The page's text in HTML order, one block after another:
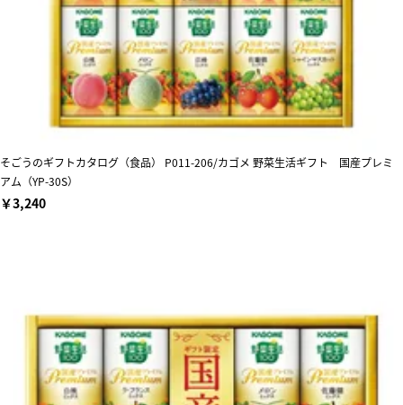
そごうのギフトカタログ（食品） P011-206/カゴメ 野菜生活ギフト 国産プレミ
アム（YP-30S）
￥3,240